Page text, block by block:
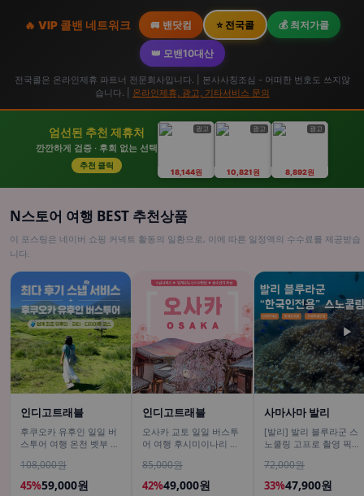
🔥 VIP 콜밴 네트워크 🚐 밴닷컴 ⭐ 전국콜 💰 최저가콜
👑 모밴10대산
전국콜은 온라인제휴 파트너 전문회사입니다. | 본사사칭조심 - 어떠한 번호도 쓰지않
습니다. |
온라인제휴, 광고, 기타서비스 문의
엄선된 추천 제휴처
깐깐하게 검증 · 후회 없는 선택
추천 클릭
광고
18,144원
광고
10,821원
광고
8,892원
N스토어 여행 BEST 추천상품
이 포스팅은 네이버 쇼핑 커넥트 활동의 일환으로, 이에 따른 일정액의 수수료를 제공받습
니다.
인디고트래블
후쿠오카 유후인 일일 버
스투어 여행 온천 벳부 유
108,000원
45%59,000원
인디고트래블
오사카 교토 일일 버스투
어 여행 후시미이나리 아
철학의길
85,000원
42%49,000원
사마사마 발리
[발리] 발리 블루라군 스
노쿨링 고프로 촬영 픽업
체험 산호 열대어
72,000원
33%47,900원
▶